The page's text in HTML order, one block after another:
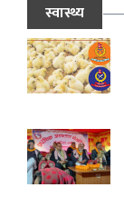
स्वास्थ्य